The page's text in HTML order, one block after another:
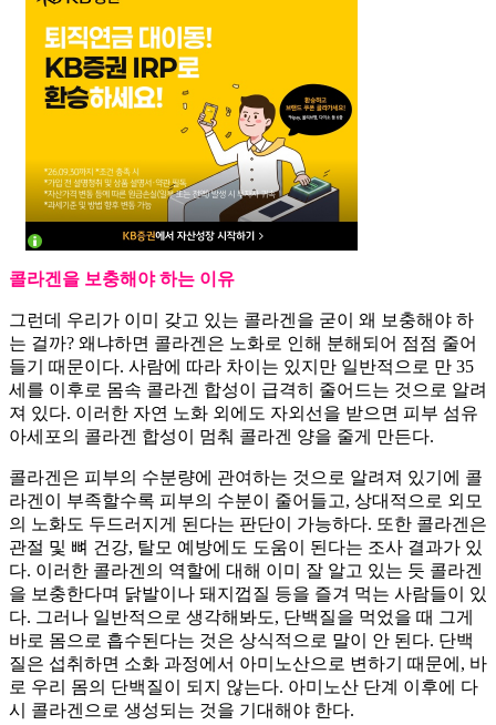
콜라겐을 보충해야 하는 이유
그런데 우리가 이미 갖고 있는 콜라겐을 굳이 왜 보충해야 하
는 걸까? 왜냐하면 콜라겐은 노화로 인해 분해되어 점점 줄어
들기 때문이다. 사람에 따라 차이는 있지만 일반적으로 만 35
세를 이후로 몸속 콜라겐 합성이 급격히 줄어드는 것으로 알려
져 있다. 이러한 자연 노화 외에도 자외선을 받으면 피부 섬유
아세포의 콜라겐 합성이 멈춰 콜라겐 양을 줄게 만든다.
콜라겐은 피부의 수분량에 관여하는 것으로 알려져 있기에 콜
라겐이 부족할수록 피부의 수분이 줄어들고, 상대적으로 외모
의 노화도 두드러지게 된다는 판단이 가능하다. 또한 콜라겐은
관절 및 뼈 건강, 탈모 예방에도 도움이 된다는 조사 결과가 있
다. 이러한 콜라겐의 역할에 대해 이미 잘 알고 있는 듯 콜라겐
을 보충한다며 닭발이나 돼지껍질 등을 즐겨 먹는 사람들이 있
다. 그러나 일반적으로 생각해봐도, 단백질을 먹었을 때 그게
바로 몸으로 흡수된다는 것은 상식적으로 말이 안 된다. 단백
질은 섭취하면 소화 과정에서 아미노산으로 변하기 때문에, 바
로 우리 몸의 단백질이 되지 않는다. 아미노산 단계 이후에 다
시 콜라겐으로 생성되는 것을 기대해야 한다.